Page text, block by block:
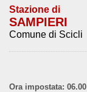
Stazione di
SAMPIERI
Comune di Scicli
Ora impostata: 06.00